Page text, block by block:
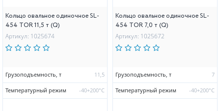
Кольцо овальное одиночное SL-
454 TOR 11,5 т (Q)
Артикул: 1025674
Грузоподъемность, т 11,5
Температурный режим -40+200°С
Кольцо овальное одиночное SL-
454 TOR 7,0 т (Q)
Артикул: 1025672
Грузоподъемность, т 7
Температурный режим -40+200°С